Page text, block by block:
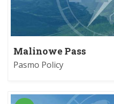
Malinowe Pass
Pasmo Policy